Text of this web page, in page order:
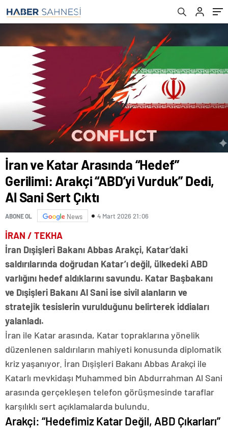
İran ve Katar Arasında “Hedef”
Gerilimi: Arakçi “ABD’yi Vurduk” Dedi,
Al Sani Sert Çıktı
ABONE OL News 4 Mart 2026 21:06
İRAN / TEKHA
İran Dışişleri Bakanı Abbas Arakçi, Katar’daki
saldırılarında doğrudan Katar’ı değil, ülkedeki ABD
varlığını hedef aldıklarını savundu. Katar Başbakanı
ve Dışişleri Bakanı Al Sani ise sivil alanların ve
stratejik tesislerin vurulduğunu belirterek iddiaları
yalanladı.
İran ile Katar arasında, Katar topraklarına yönelik
düzenlenen saldırıların mahiyeti konusunda diplomatik
kriz yaşanıyor. İran Dışişleri Bakanı Abbas Arakçi ile
Katarlı mevkidaşı Muhammed bin Abdurrahman Al Sani
arasında gerçekleşen telefon görüşmesinde taraflar
karşılıklı sert açıklamalarda bulundu.
Arakçi: “Hedefimiz Katar Değil, ABD Çıkarları”